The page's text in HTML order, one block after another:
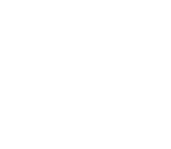
A feliratkozással elfogadja az